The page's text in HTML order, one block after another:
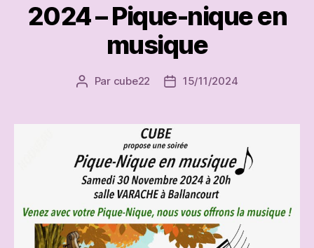
2024 – Pique-nique en
musique
Auteur
Par cube22
Date15/11/2024